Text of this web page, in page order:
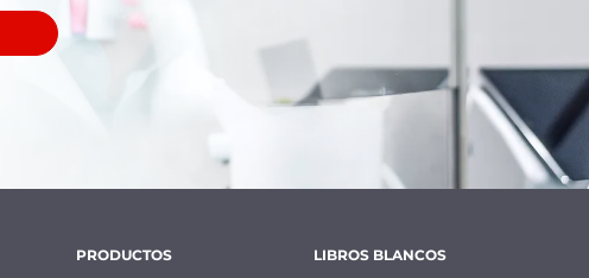
PRODUCTOS LIBROS BLANCOS